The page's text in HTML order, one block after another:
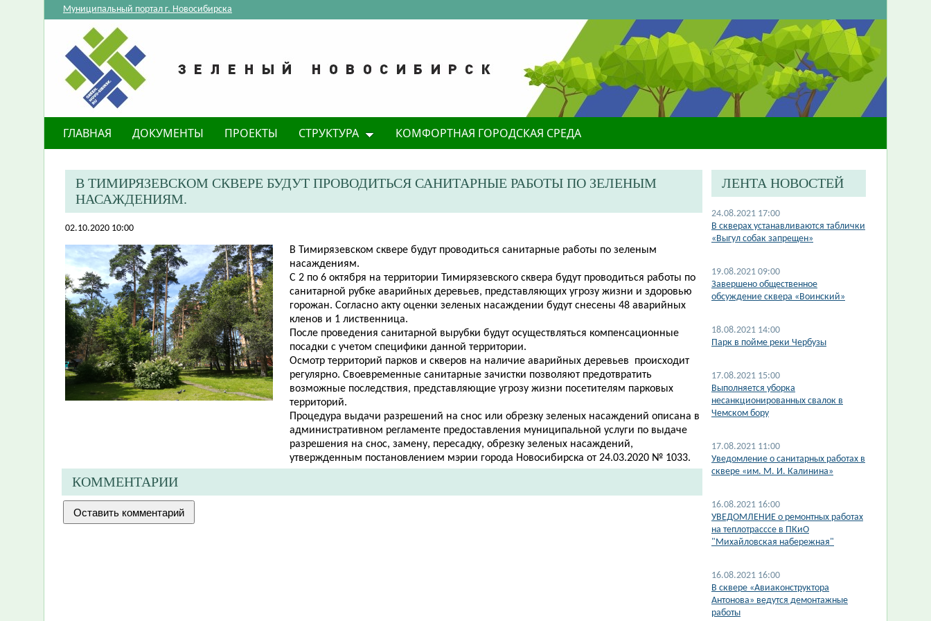
Муниципальный портал г. Новосибирска
ГЛАВНАЯ ДОКУМЕНТЫ ПРОЕКТЫ СТРУКТУРА КОМФОРТНАЯ ГОРОДСКАЯ СРЕДА
​В ТИМИРЯЗЕВСКОМ СКВЕРЕ БУДУТ ПРОВОДИТЬСЯ САНИТАРНЫЕ РАБОТЫ ПО ЗЕЛЕНЫМ
НАСАЖДЕНИЯМ.
02.10.2020 10:00
В Тимирязевском сквере будут проводиться санитарные работы по зеленым
насаждениям.
С 2 по 6 октября на территории Тимирязевского сквера будут проводиться работы по
санитарной рубке аварийных деревьев, представляющих угрозу жизни и здоровью
горожан. Согласно акту оценки зеленых насаждении будут снесены 48 аварийных
кленов и 1 лиственница.
После проведения санитарной вырубки будут осуществляться компенсационные
посадки с учетом специфики данной территории.
Осмотр территорий парков и скверов на наличие аварийных деревьев происходит
регулярно. Своевременные санитарные зачистки позволяют предотвратить
возможные последствия, представляющие угрозу жизни посетителям парковых
территорий.
Процедура выдачи разрешений на снос или обрезку зеленых насаждений описана в
административном регламенте предоставления муниципальной услуги по выдаче
разрешения на снос, замену, пересадку, обр​езку зеленых насаждений,
утвержденным постановлением мэрии города Новосибирска от 24.03.2020 № 1033. ​​
КОММЕНТАРИИ
ЛЕНТА НОВОСТЕЙ
24.08.2021 17:00
В скверах устанавливаются таблички
«Выгул собак запрещен»
19.08.2021 09:00
Завершено общественное
обсуждение сквера «Воинский»
18.08.2021 14:00
Парк в пойме реки Чербузы
17.08.2021 15:00
Выполняется уборка
несанкционированных свалок в
Чемском бору
17.08.2021 11:00
Уведомление о санитарных работах в
сквере «им. М. И. Калинина»
16.08.2021 16:00
УВЕДОМЛЕНИЕ о ремонтных работах
на теплотрасссе в ПКиО
"Михайловская набережная"
16.08.2021 16:00
В сквере «Авиаконструктора
Антонова» ведутся демонтажные
работы